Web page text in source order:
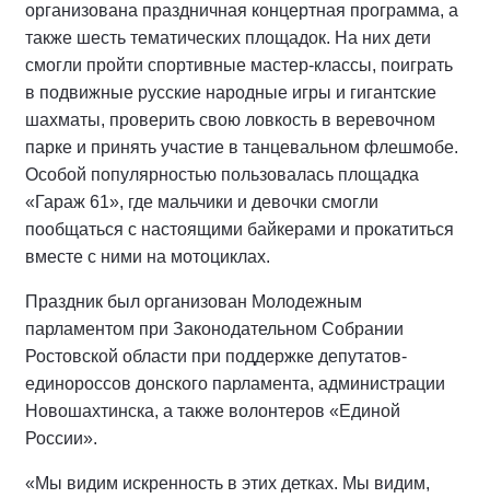
организована праздничная концертная программа, а
также шесть тематических площадок. На них дети
смогли пройти спортивные мастер-классы, поиграть
в подвижные русские народные игры и гигантские
шахматы, проверить свою ловкость в веревочном
парке и принять участие в танцевальном флешмобе.
Особой популярностью пользовалась площадка
«Гараж 61», где мальчики и девочки смогли
пообщаться с настоящими байкерами и прокатиться
вместе с ними на мотоциклах.
Праздник был организован Молодежным
парламентом при Законодательном Собрании
Ростовской области при поддержке депутатов-
единороссов донского парламента, администрации
Новошахтинска, а также волонтеров «Единой
России».
«Мы видим искренность в этих детках. Мы видим,